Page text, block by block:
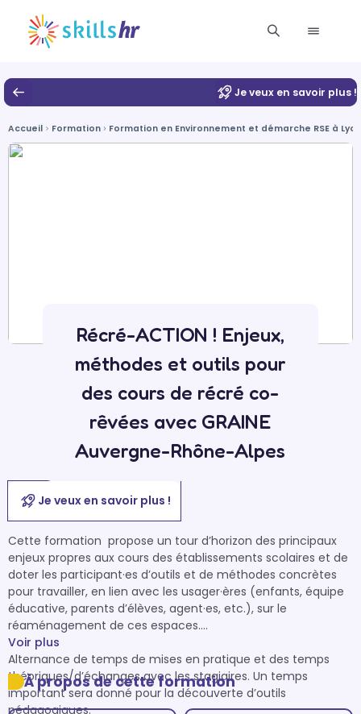
Je veux en savoir plus !
Accueil Formation Formation en Environnement et démarche RSE à Lyon
Récré-ACTION ! Enjeux,
méthodes et outils pour
des cours de récré co-
rêvées avec GRAINE
Auvergne-Rhône-Alpes
Je veux en savoir plus !
Cette formation  propose un tour d’horizon des principaux
enjeux propres aux cours des établissements scolaires et de
doter les participant·es d’outils et de méthodes concrètes
pour travailler, en lien avec les usager·ères (enfants, équipe
éducative, parents d’élèves, agent·es, etc.), sur le
réaménagement de ces espaces.
Alternance de temps de mises en pratique et des temps
théoriques/d’échanges avec les stagiaires. Un temps
important sera donné pour la découverte d’outils
pédagogiques.
Voir plus
À propos de cette formation